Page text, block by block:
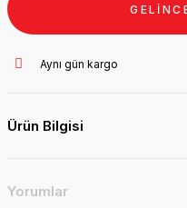
Aynı gün kargo
Ürün Bilgisi
Yorumlar